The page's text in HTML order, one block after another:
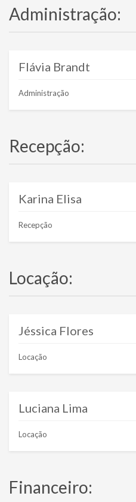
Administração:
Flávia Brandt
Administração
Recepção:
Karina Elisa
Recepção
Locação:
Jéssica Flores
Locação
Luciana Lima
Locação
Financeiro: